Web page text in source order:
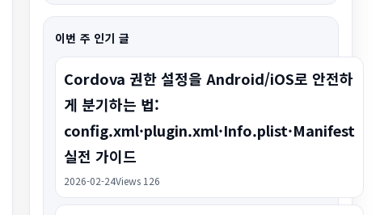
이번 주 인기 글
Cordova 권한 설정을 Android/iOS로 안전하
게 분기하는 법:
config.xml·plugin.xml·Info.plist·Manifest
실전 가이드
2026-02-24Views 126